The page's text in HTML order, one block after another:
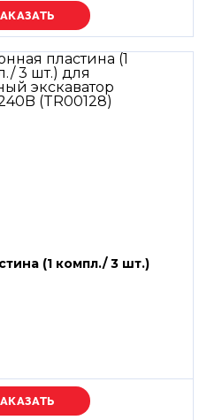
цену
(1 компл./ 3 шт.)
цену